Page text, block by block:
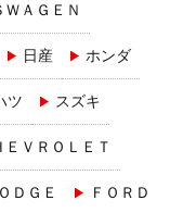
ＷＡＧＥＮ
日産 ホンダ
ツ スズキ
ＥＶＲＯＬＥＴ
ＤＧＥ ＦＯＲＤ